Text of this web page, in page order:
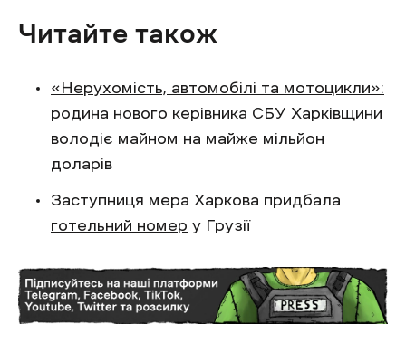
Читайте також
«Нерухомість, автомобілі та мотоцикли»:
родина нового керівника СБУ Харківщини
володіє майном на майже мільйон
доларів
Заступниця мера Харкова придбала
готельний номер у Грузії